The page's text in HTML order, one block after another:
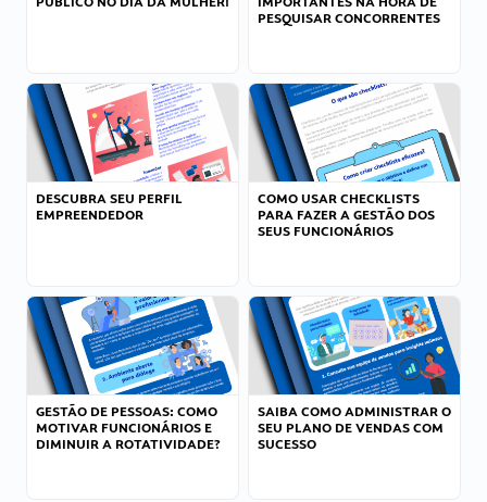
PESQUISAR CONCORRENTES
DESCUBRA SEU PERFIL
EMPREENDEDOR
COMO USAR CHECKLISTS
PARA FAZER A GESTÃO DOS
SEUS FUNCIONÁRIOS
GESTÃO DE PESSOAS: COMO
MOTIVAR FUNCIONÁRIOS E
DIMINUIR A ROTATIVIDADE?
SAIBA COMO ADMINISTRAR O
SEU PLANO DE VENDAS COM
SUCESSO